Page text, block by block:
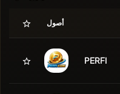
أصول
PERFI